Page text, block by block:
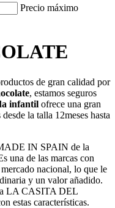
Precio máximo
de gran calidad por
, estamos seguros
infantil ofrece una gran
la talla 12meses hasta
IN SPAIN de la
de las marcas con
nacional, lo que le
y un valor añadido.
LA CASITA DEL
estas características.